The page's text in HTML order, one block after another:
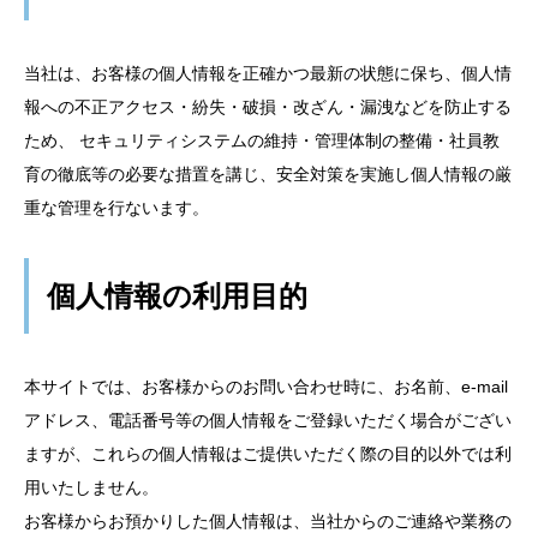
当社は、お客様の個人情報を正確かつ最新の状態に保ち、個人情
報への不正アクセス・紛失・破損・改ざん・漏洩などを防止する
ため、 セキュリティシステムの維持・管理体制の整備・社員教
育の徹底等の必要な措置を講じ、安全対策を実施し個人情報の厳
重な管理を行ないます。
個人情報の利用目的
本サイトでは、お客様からのお問い合わせ時に、お名前、e-mail
アドレス、電話番号等の個人情報をご登録いただく場合がござい
ますが、これらの個人情報はご提供いただく際の目的以外では利
用いたしません。
お客様からお預かりした個人情報は、当社からのご連絡や業務の